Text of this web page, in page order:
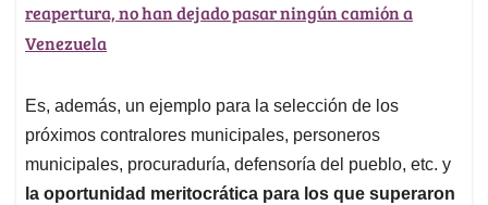
reapertura, no han dejado pasar ningún camión a
Venezuela
Es, además, un ejemplo para la selección de los
próximos contralores municipales, personeros
municipales, procuraduría, defensoría del pueblo, etc. y
la oportunidad meritocrática para los que superaron